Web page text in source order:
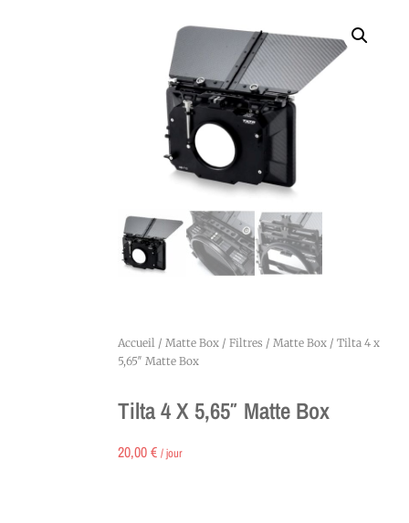
Accueil / Matte Box / Filtres / Matte Box / Tilta 4 x
5,65″ Matte Box
Tilta 4 X 5,65″ Matte Box
20,00€ / jour